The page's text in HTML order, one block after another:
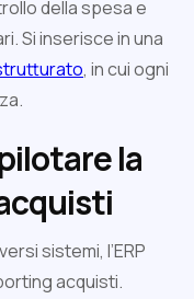
della spesa e
Si inserisce in una
, in cui ogni
la
sistemi, l’ERP
acquisti.